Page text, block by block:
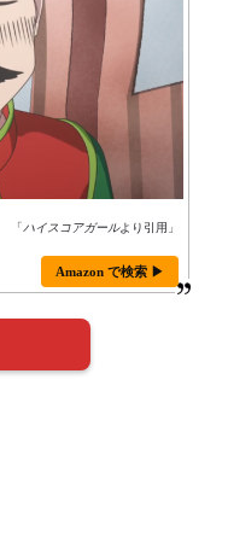
「ハイスコアガールより引用」
Amazon で検索 ▶